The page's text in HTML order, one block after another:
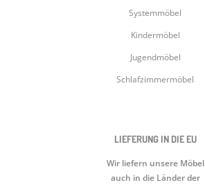
Systemmöbel
Kindermöbel
Jugendmöbel
Schlafzimmermöbel
LIEFERUNG IN DIE EU
Wir liefern unsere Möbel
auch in die Länder der